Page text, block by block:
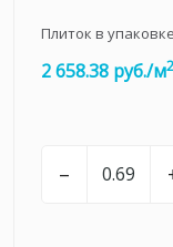
Плиток в
2 658.38 руб./м2
–